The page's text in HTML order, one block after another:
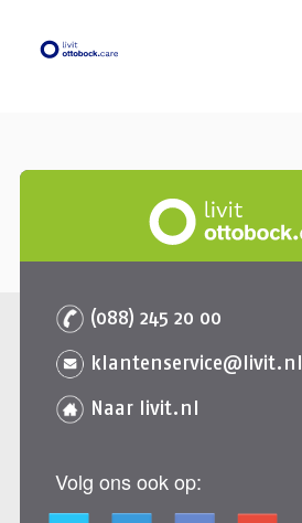
(088) 245 20 00
klantenservice@livit.nl
Naar livit.nl
Volg ons ook op: